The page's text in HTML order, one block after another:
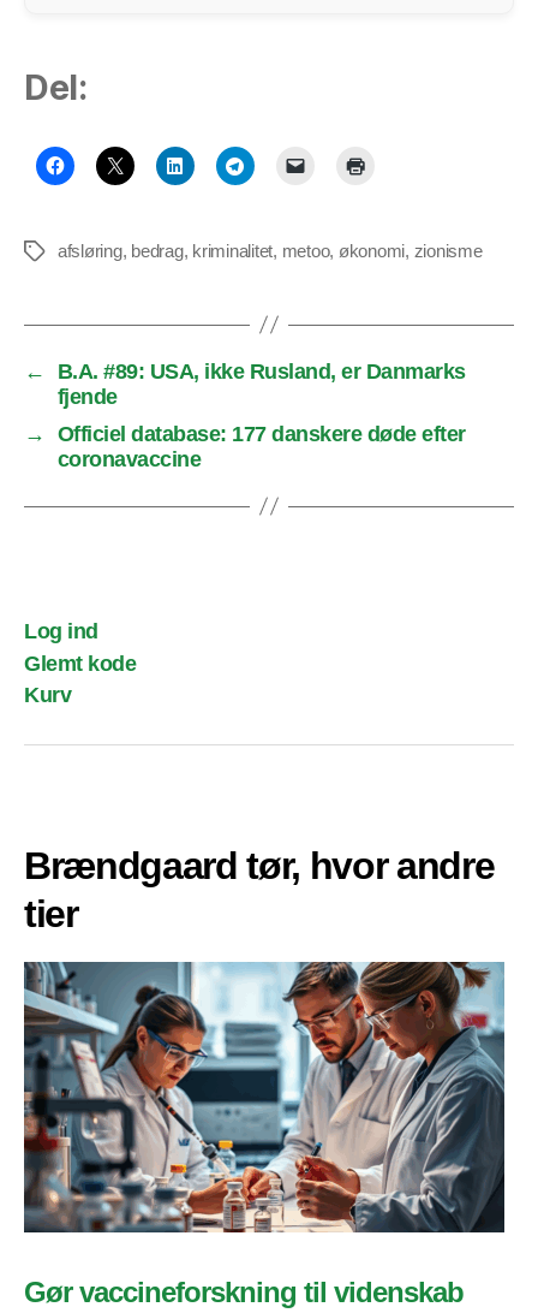
Del:
Tagsafsløring, bedrag, kriminalitet, metoo, økonomi, zionisme
←
B.A. #89: USA, ikke Rusland, er Danmarks
fjende
→
Officiel database: 177 danskere døde efter
coronavaccine
Log ind
Glemt kode
Kurv
Brændgaard tør, hvor andre
tier
Gør vaccineforskning til videnskab